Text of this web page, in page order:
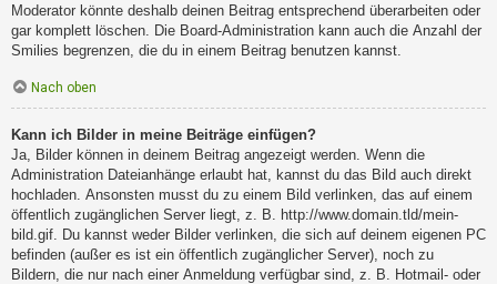
Moderator könnte deshalb deinen Beitrag entsprechend überarbeiten oder
gar komplett löschen. Die Board-Administration kann auch die Anzahl der
Smilies begrenzen, die du in einem Beitrag benutzen kannst.
Nach oben
Kann ich Bilder in meine Beiträge einfügen?
Ja, Bilder können in deinem Beitrag angezeigt werden. Wenn die
Administration Dateianhänge erlaubt hat, kannst du das Bild auch direkt
hochladen. Ansonsten musst du zu einem Bild verlinken, das auf einem
öffentlich zugänglichen Server liegt, z. B. http://www.domain.tld/mein-
bild.gif. Du kannst weder Bilder verlinken, die sich auf deinem eigenen PC
befinden (außer es ist ein öffentlich zugänglicher Server), noch zu
Bildern, die nur nach einer Anmeldung verfügbar sind, z. B. Hotmail- oder